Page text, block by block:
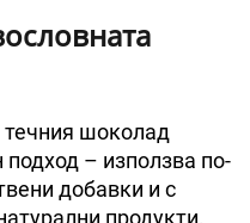
течния шоколад
– използва по-
добавки и с
продукти.